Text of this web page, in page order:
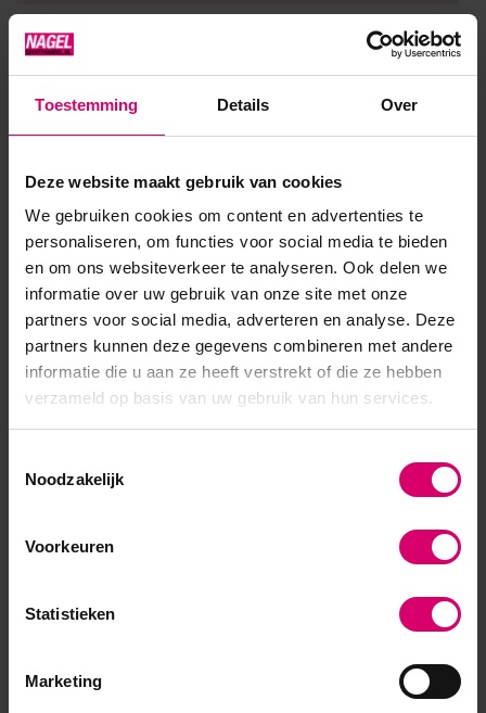
Toestemming Details Over
Deze website maakt gebruik van cookies
We gebruiken cookies om content en advertenties te
personaliseren, om functies voor social media te bieden
en om ons websiteverkeer te analyseren. Ook delen we
informatie over uw gebruik van onze site met onze
partners voor social media, adverteren en analyse. Deze
partners kunnen deze gegevens combineren met andere
informatie die u aan ze heeft verstrekt of die ze hebben
verzameld op basis van uw gebruik van hun services.
Noodzakelijk
Voorkeuren
Statistieken
Marketing
HFL Laboratories
HFL Laboratories Tanning
CREAM 150 ml
Op voorraad
Login voor prijzen
HFL Laboratories Tanning
Glove
Op voorraad
Login voor prijzen